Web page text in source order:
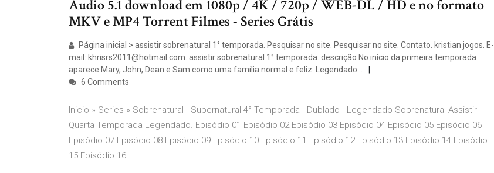
Áudio 5.1 download em 1080p / 4K / 720p / WEB-DL / HD e no formato
MKV e MP4 Torrent Filmes - Series Grátis
Página inicial > assistir sobrenatural 1° temporada. Pesquisar no site. Pesquisar no site. Contato. kristian jogos. E-
mail: khrisrs2011@hotmail.com. assistir sobrenatural 1° temporada. descrição No início da primeira temporada
aparece Mary, John, Dean e Sam como uma família normal e feliz. Legendado…
6 Comments
Inicio » Series » Sobrenatural - Supernatural 4° Temporada - Dublado - Legendado Sobrenatural Assistir
Quarta Temporada Legendado. Episódio 01 Episódio 02 Episódio 03 Episódio 04 Episódio 05 Episódio 06
Episódio 07 Episódio 08 Episódio 09 Episódio 10 Episódio 11 Episódio 12 Episódio 13 Episódio 14 Episódio
15 Episódio 16